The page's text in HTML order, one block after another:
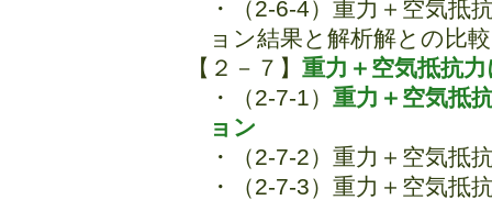
・（2-6-4）重力＋空気抵
ョン結果と解析解との比較
【２－７】 重力＋空気抵抗
・（2-7-1） 重力＋空気抵
ョン
・（2-7-2）重力＋空気抵
・（2-7-3）重力＋空気抵